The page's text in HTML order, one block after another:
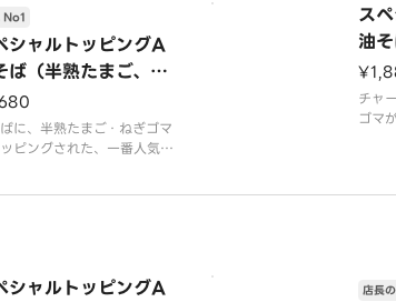
シャルトッピングA
ば（半熟たまご、ね
）
No1
に、半熟たまご・ねぎゴマ
ピングされた、一番人気の
ス
油
枚
マ）
チャ
ゴマ
シャルトッピングA
店長